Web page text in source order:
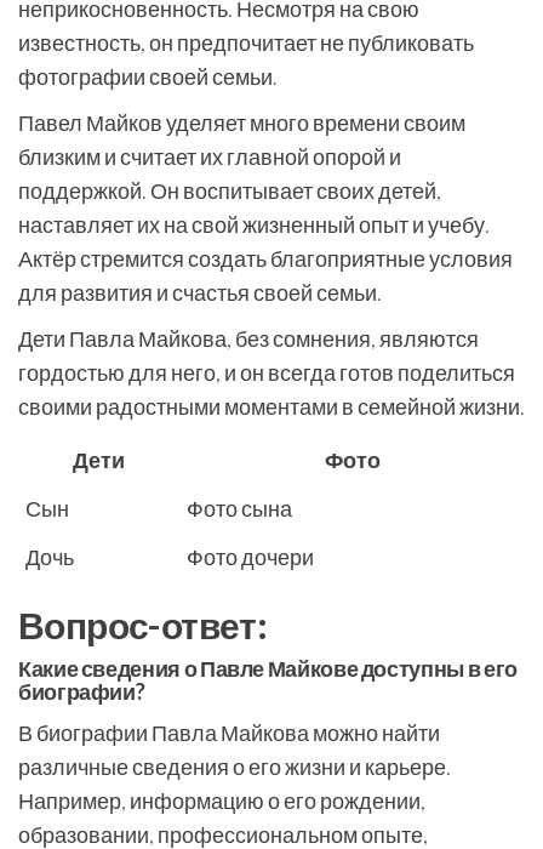
неприкосновенность. Несмотря на свою
известность, он предпочитает не публиковать
фотографии своей семьи.
Павел Майков уделяет много времени своим
близким и считает их главной опорой и
поддержкой. Он воспитывает своих детей,
наставляет их на свой жизненный опыт и учебу.
Актёр стремится создать благоприятные условия
для развития и счастья своей семьи.
Дети Павла Майкова, без сомнения, являются
гордостью для него, и он всегда готов поделиться
своими радостными моментами в семейной жизни.
Дети
Фото
Сын
Фото сына
Дочь
Фото дочери
Вопрос-ответ:
Какие сведения о Павле Майкове доступны в его
биографии?
В биографии Павла Майкова можно найти
различные сведения о его жизни и карьере.
Например, информацию о его рождении,
образовании, профессиональном опыте,